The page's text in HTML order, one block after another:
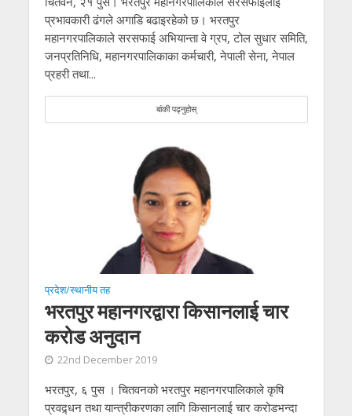
प्रभावकारी ढंगले अगाडि बढाइरहेको छ। भरतपुर
महानगरपालिकाले सरसफाई अभियान्ता वे ग्रप, टोल सुधार समिति,
जनप्रतिनिधि, महानगरपालिकाका कर्मचारी, नेपाली सेना, नेपाल
प्रहरी तथा...
बांकी पढ्नुहोस्
प्रदेश/स्थानीय तह
भरतपुर महानगरद्वारा किसानलाई चार
करोड अनुदान
22nd December 2019
भरतपुर, ६ पुस । चितवनको भरतपुर महानगरपालिकाले कृषि
प्रवद्र्धन तथा यान्त्रीकरणका लागि किसानलाई चार करोडभन्दा